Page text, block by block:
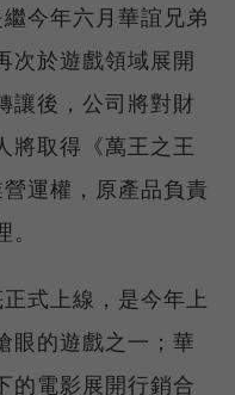
今年六月華誼兄弟
次於遊戲領域展開
讓後，公司將對財
將取得《萬王之王
運權，原產品負責
式上線，是今年上
眼的遊戲之一；華
的電影展開行銷合